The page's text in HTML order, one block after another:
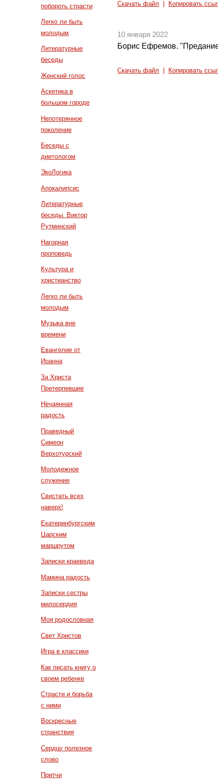
побороть страсти
Легко ли быть
молодым
Литературные
беседы
Женский голос
Аскетика в
большом городе
Непотерянное
поколение
Беседы с
диетологом
ЭкоЛогика
Апокалипсис
Литературные
беседы. Виктор
Рутминский
Нагорная
проповедь
Культура и
христианство
Легко ли быть
молодым
Музыка вне
времени
Евангелие от
Иоанна
За Христа
Претерпевшие
Нечаянная
радость
Праведный
Симеон
Верхотурский
Молодежное
служение
Свистать всех
наверх!
Екатеринбургским
Царским
маршрутом
Записки краеведа
Мамина радость
Записки сестры
милосердия
Моя родословная
Свет Христов
Игра в классики
Как писать книгу о
своем ребенке
Страсти и борьба
с ними
Воскресные
странствия
Сердцу полезное
слово
Притчи
Скачать файл Копировать
10 января 2022
Борис Ефремов.
Скачать файл Копировать